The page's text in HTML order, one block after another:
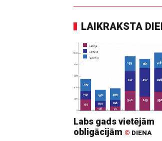
LAIKRAKSTA
Labs gads vietējām
obligācijām © DIENA